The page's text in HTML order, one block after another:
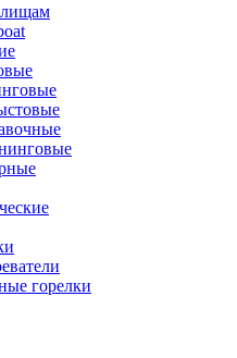
горелки